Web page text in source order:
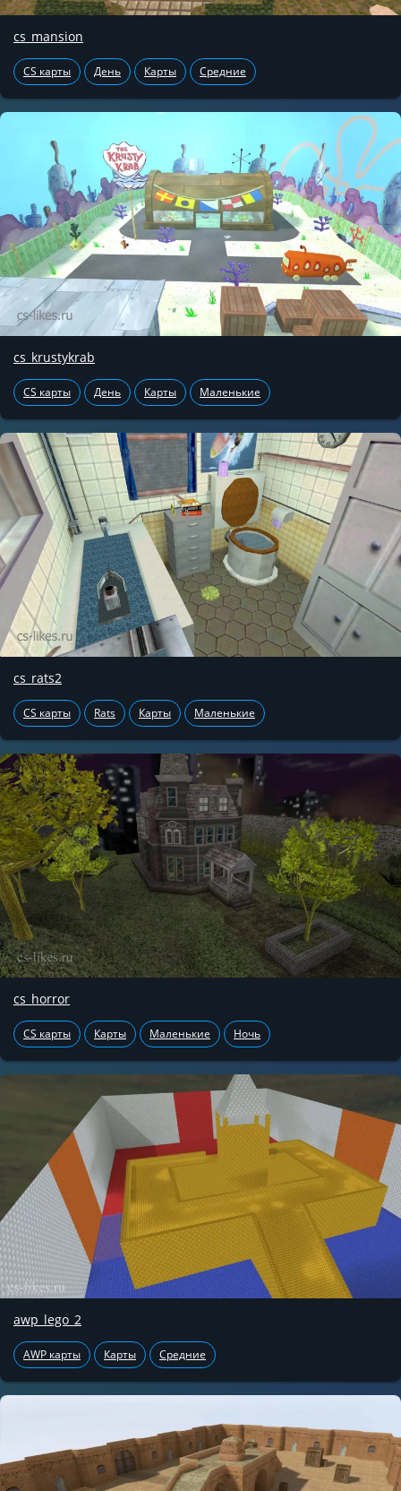
cs_mansion
CS карты День Карты Средние
cs_krustykrab
CS карты День Карты Маленькие
cs_rats2
CS карты Rats Карты Маленькие
cs_horror
CS карты Карты Маленькие Ночь
awp_lego_2
AWP карты Карты Средние